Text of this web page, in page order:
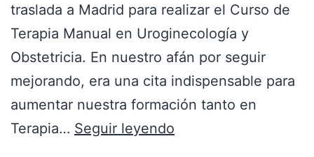
traslada a Madrid para realizar el Curso de
Terapia Manual en Uroginecología y
Obstetricia. En nuestro afán por seguir
mejorando, era una cita indispensable para
aumentar nuestra formación tanto en
Terapia… Seguir leyendo